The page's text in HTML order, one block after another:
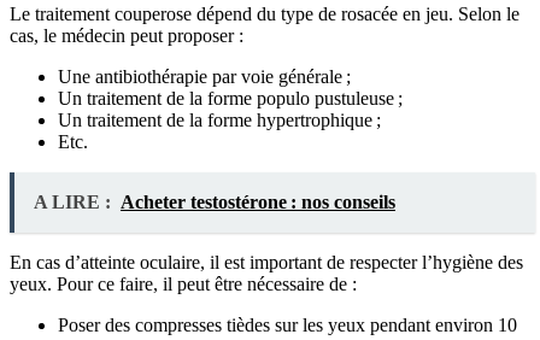
Le traitement couperose dépend du type de rosacée en jeu. Selon le
cas, le médecin peut proposer :
Une antibiothérapie par voie générale ;
Un traitement de la forme populo pustuleuse ;
Un traitement de la forme hypertrophique ;
Etc.
A LIRE : Acheter testostérone : nos conseils
En cas d’atteinte oculaire, il est important de respecter l’hygiène des
yeux. Pour ce faire, il peut être nécessaire de :
Poser des compresses tièdes sur les yeux pendant environ 10